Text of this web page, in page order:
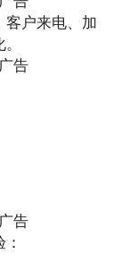
户来电、加
：